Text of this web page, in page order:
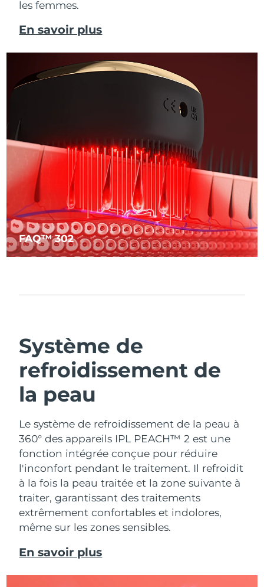
les femmes.
En savoir plus
FAQ™ 302
Système de
refroidissement de
la peau
Le système de refroidissement de la peau à
360° des appareils IPL PEACH™ 2 est une
fonction intégrée conçue pour réduire
l'inconfort pendant le traitement. Il refroidit
à la fois la peau traitée et la zone suivante à
traiter, garantissant des traitements
extrêmement confortables et indolores,
même sur les zones sensibles.
En savoir plus